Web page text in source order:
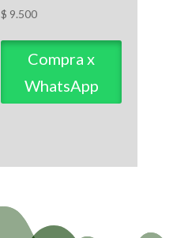
$ 9.500
Compra x
WhatsApp